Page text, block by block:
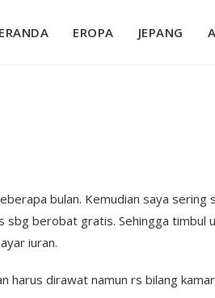
EROPA JEPANG
bulan. Kemudian saya
berobat gratis. Sehingga timbul
iuran.
harus dirawat namun rs bilang